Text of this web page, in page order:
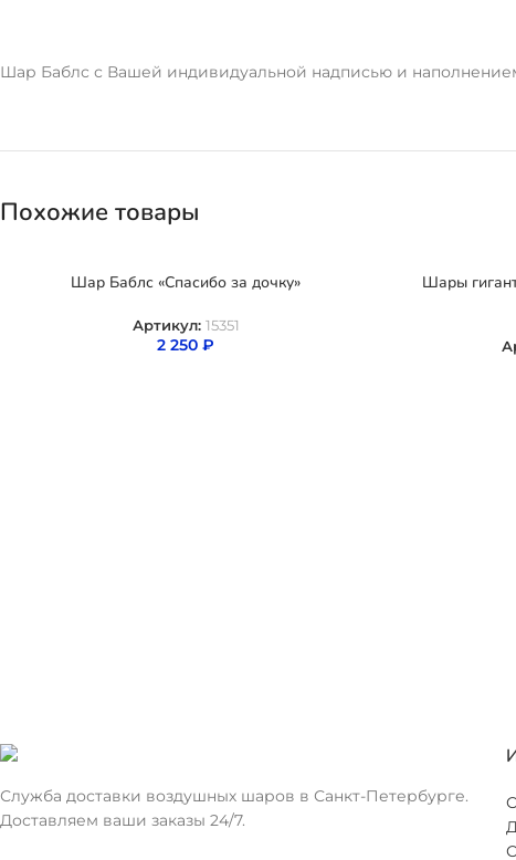
Шар Баблс с Вашей индивидуальной надписью и
Похожие товары
Шар Баблс «Спасибо за дочку»
Артикул: 15351
2 250 ₽
Шары
Служба доставки воздушных шаров в Санкт-Петербурге.
Доставляем ваши заказы 24/7.